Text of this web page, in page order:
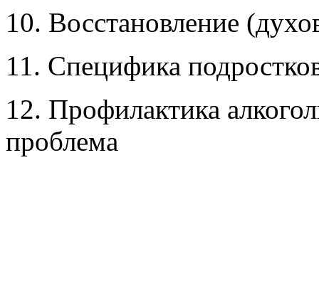
10. Восстановление
11. Специфика
12. Профилактика
проблема